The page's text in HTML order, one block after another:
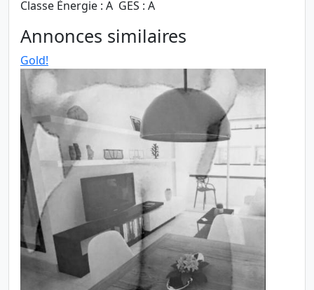
Classe Ènergie : A GES : A
Annonces similaires
Gold!